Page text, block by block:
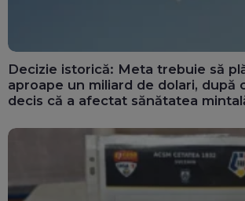
Decizie istorică: Meta trebuie să
aproape un miliard de dolari, după
decis că a afectat sănătatea